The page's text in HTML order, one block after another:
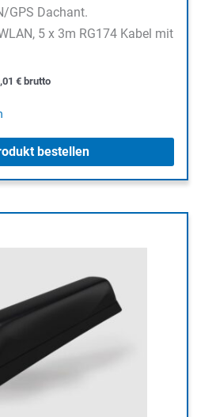
GPS Dachant.
5 x 3m RG174 Kabel mit
€ brutto
bestellen